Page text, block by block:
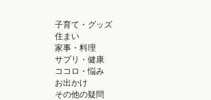
子育て・グッズ
住まい
家事・料理
サプリ・健康
ココロ・悩み
お出かけ
その他の疑問